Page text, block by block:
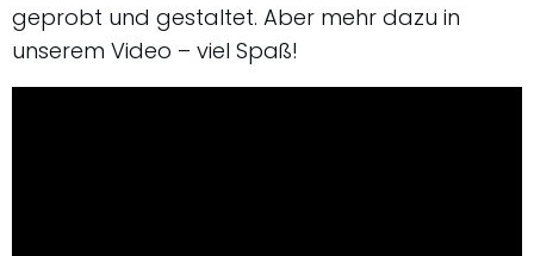
geprobt und gestaltet. Aber mehr dazu in
unserem Video – viel Spaß!